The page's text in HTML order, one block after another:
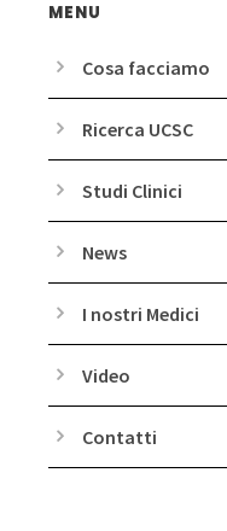
MENU
Cosa facciamo
Ricerca UCSC
Studi Clinici
News
I nostri Medici
Video
Contatti